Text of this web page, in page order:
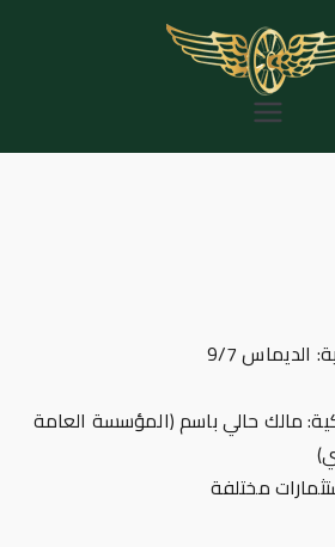
للخط الحديدي
الديماس 9/7
مالك حالي باسم (المؤسسة العامة
مختلفة